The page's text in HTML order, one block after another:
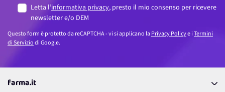
Letta l’informativa privacy, presto il mio consenso per ricevere
newsletter e/o DEM
Questo form è protetto da reCAPTCHA - vi si applicano laPrivacy Policye iTermini
di Serviziodi Google.
farma.it